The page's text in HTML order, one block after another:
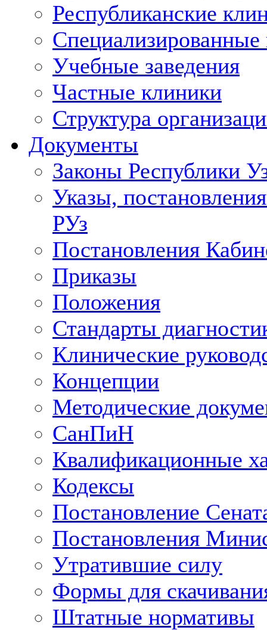
Республиканские
Учебные заведения
Частные клиники
Структура
Документы
Законы Республики
Указы,
РУз
Постановления
Приказы
Положения
Стандарты
Клинические
Концепции
Методические
СанПиН
Квалификационные
Кодексы
Постановление
Постановления
Утратившие силу
Формы для
Штатные нормативы